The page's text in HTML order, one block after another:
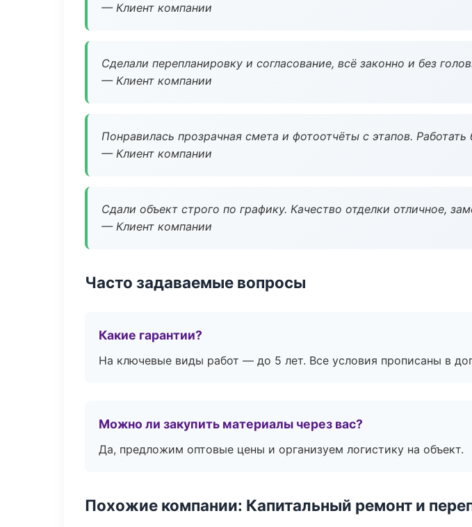
— Клиент компании
Сделали перепланировку и согласование, всё законно и без
— Клиент компании
Понравилась прозрачная смета и фотоотчёты с этапов.
— Клиент компании
Сдали объект строго по графику. Качество отделки отличное,
— Клиент компании
Часто задаваемые вопросы
Какие гарантии?
На ключевые виды работ — до 5 лет. Все условия прописаны в
Можно ли закупить материалы через вас?
Да, предложим оптовые цены и организуем логистику на объект.
Похожие компании: Капитальный ремонт и